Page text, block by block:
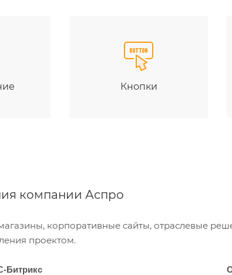
Кнопки
компании Аспро
корпоративные сайты, отраслевые
проектом.
Битрикс